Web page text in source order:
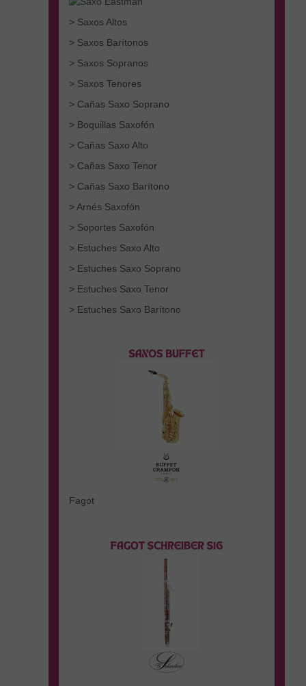
> Saxos Altos
> Saxos Barítonos
> Saxos Sopranos
> Saxos Tenores
> Cañas Saxo Soprano
> Boquillas Saxofón
> Cañas Saxo Alto
> Cañas Saxo Tenor
> Cañas Saxo Barítono
> Arnés Saxofón
> Soportes Saxofón
> Estuches Saxo Alto
> Estuches Saxo Soprano
> Estuches Saxo Tenor
> Estuches Saxo Barítono
Fagot